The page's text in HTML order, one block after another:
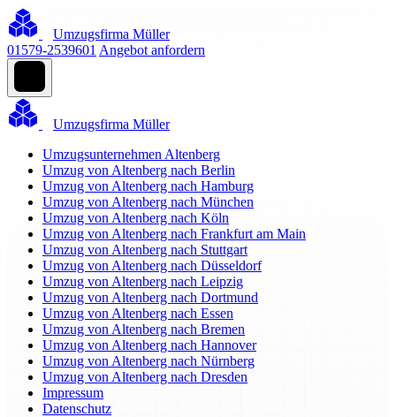
Umzugsfirma Müller
01579-2539601 Angebot anfordern
Umzugsfirma Müller
Umzugsunternehmen Altenberg
Umzug von Altenberg nach Berlin
Umzug von Altenberg nach Hamburg
Umzug von Altenberg nach München
Umzug von Altenberg nach Köln
Umzug von Altenberg nach Frankfurt am Main
Umzug von Altenberg nach Stuttgart
Umzug von Altenberg nach Düsseldorf
Umzug von Altenberg nach Leipzig
Umzug von Altenberg nach Dortmund
Umzug von Altenberg nach Essen
Umzug von Altenberg nach Bremen
Umzug von Altenberg nach Hannover
Umzug von Altenberg nach Nürnberg
Umzug von Altenberg nach Dresden
Impressum
Datenschutz